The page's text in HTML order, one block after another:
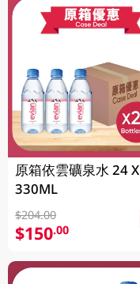
原箱依雲礦泉水 24 X
330ML
$204.00
$150.00